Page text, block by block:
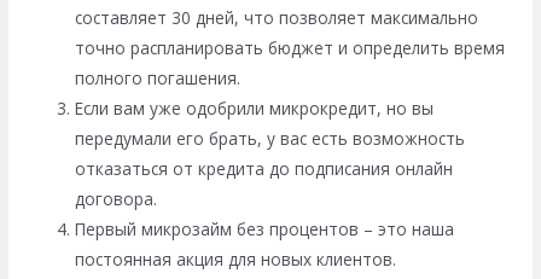
составляет 30 дней, что позволяет максимально
точно распланировать бюджет и определить время
полного погашения.
Если вам уже одобрили микрокредит, но вы
передумали его брать, у вас есть возможность
отказаться от кредита до подписания онлайн
договора.
Первый микрозайм без процентов – это наша
постоянная акция для новых клиентов.